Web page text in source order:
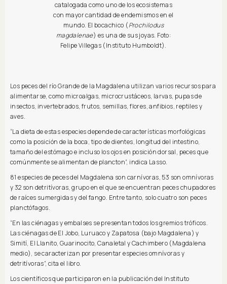
catalogada como uno de los ecosistemas
con mayor cantidad de endemismos en el
mundo. El bocachico (Prochilodus
magdalenae) es una de sus joyas. Foto:
Felipe Villegas (Instituto Humboldt).
Los peces del río Grande de la Magdalena utilizan varios recursos para
alimentarse, como microalgas, microcrustáceos, larvas, pupas de
insectos, invertebrados, frutos, semillas, flores, anfibios, reptiles y
aves.
“La dieta de estas especies depende de características morfológicas
como la posición de la boca, tipo de dientes, longitud del intestino,
tamaño del estómago e incluso los ojos en posición dorsal, peces que
comúnmente se alimentan de plancton”, indica Lasso.
81 especies de peces del Magdalena son carnívoras, 53 son omnívoras
y 32 son detritívoras, grupo en el que se encuentran peces chupadores
de raíces sumergidas y del fango. Entre tanto, solo cuatro son peces
planctófagos.
“En las ciénagas y embalses se presentan todos los gremios tróficos.
Las ciénagas de El Jobo, Luruaco y Zapatosa (bajo Magdalena) y
Simití, El Llanito, Guarinocito, Canaletal y Cachimbero (Magdalena
medio), se caracterizan por presentar especies omnívoras y
detritívoras”, cita el libro.
Los científicos que participaron en la publicación del Instituto